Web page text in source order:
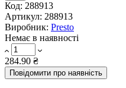
Код: 288913
Артикул: 288913
Виробник: Presto
Немає в наявності
284.90 ₴
Повідомити про наявність